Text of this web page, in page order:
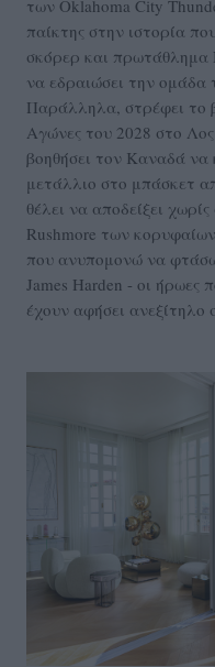
των Oklahoma City
παίκτης στην ιστορία
σκόρερ και πρωτάθλημα
να εδραιώσει την ομάδα
Παράλληλα, στρέφει το
Αγώνες του 2028 στο
βοηθήσει τον Καναδά
μετάλλιο στο μπάσκετ
θέλει να αποδείξει
Rushmore των
που ανυπομονώ να φτάσω
James Harden - οι
έχουν αφήσει ανεξίτηλο